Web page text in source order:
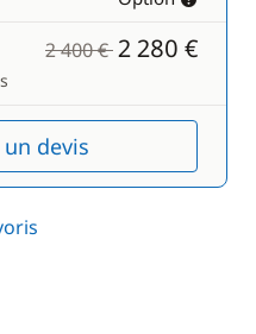
2 400 €2 280 €
devis